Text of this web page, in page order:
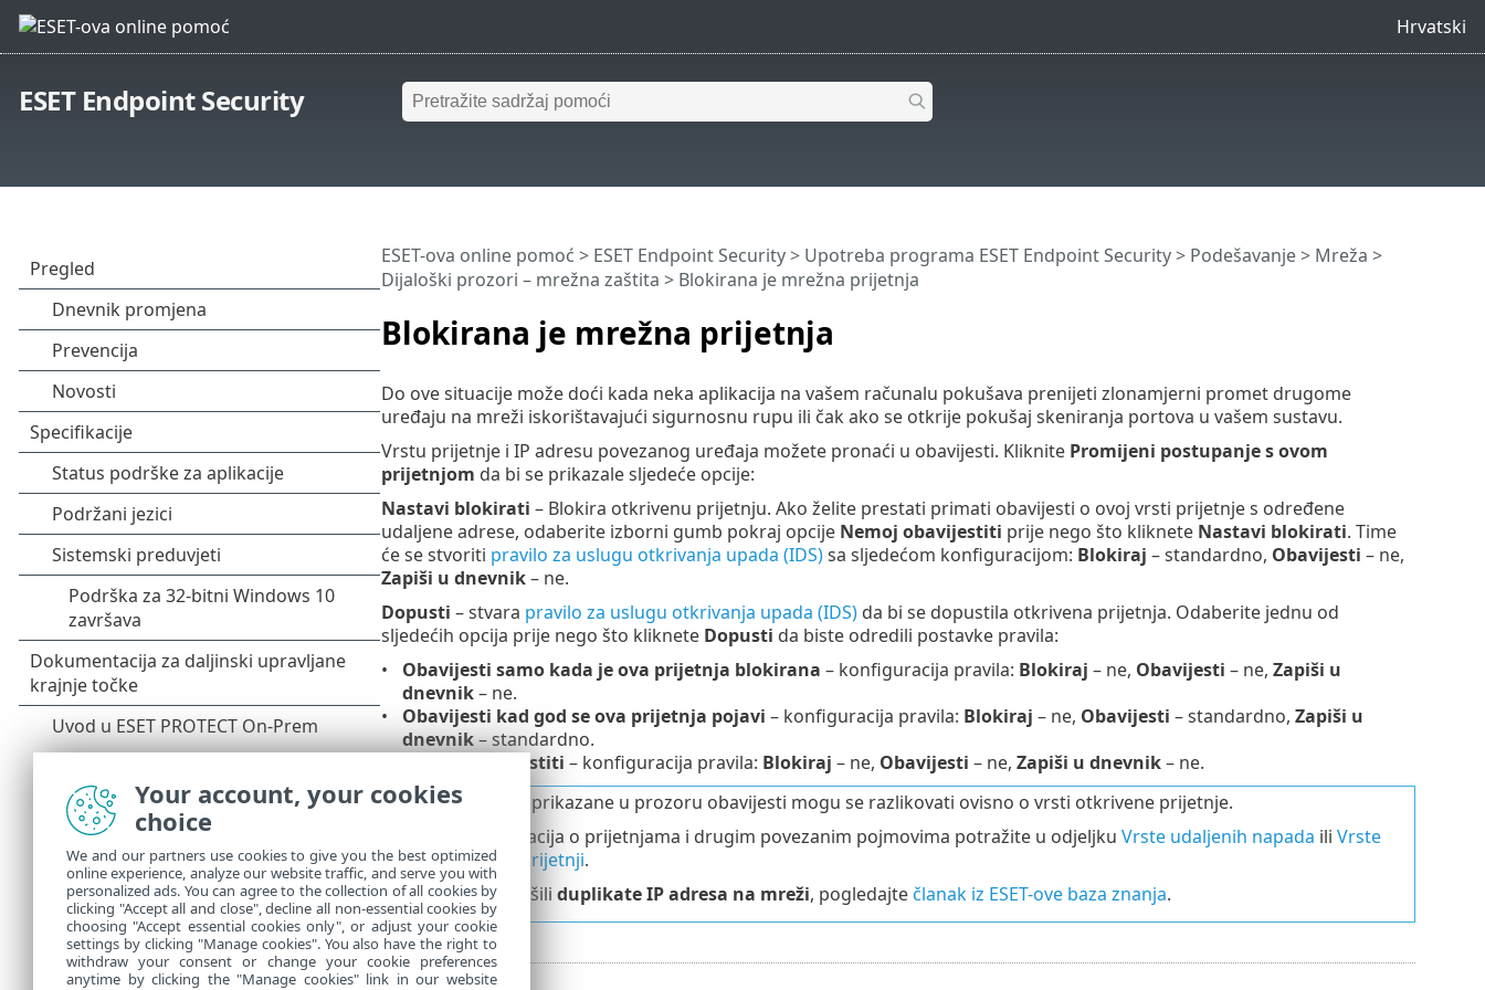
Hrvatski
ESET Endpoint Security
Blokirana je mrežna prijetnja
ESET-ova online pomoć > ESET Endpoint Security> Upotreba programa ESET Endpoint Security> Podešavanje> Mreža >
Dijaloški prozori – mrežna zaštita > Blokirana je mrežna prijetnja
Do ove situacije može doći kada neka aplikacija na vašem računalu pokušava prenijeti zlonamjerni promet drugome
uređaju na mreži iskorištavajući sigurnosnu rupu ili čak ako se otkrije pokušaj skeniranja portova u vašem sustavu.
Vrstu prijetnje i IP adresu povezanog uređaja možete pronaći u obavijesti. Kliknite Promijeni postupanje s ovom
prijetnjom da bi se prikazale sljedeće opcije:
Nastavi blokirati – Blokira otkrivenu prijetnju. Ako želite prestati primati obavijesti o ovoj vrsti prijetnje s određene
udaljene adrese, odaberite izborni gumb pokraj opcije Nemoj obavijestiti prije nego što kliknete Nastavi blokirati. Time
će se stvoriti pravilo za uslugu otkrivanja upada (IDS)sa sljedećom konfiguracijom: Blokiraj – standardno, Obavijesti – ne,
Zapiši u dnevnik– ne.
Dopusti – stvara pravilo za uslugu otkrivanja upada (IDS)da bi se dopustila otkrivena prijetnja. Odaberite jednu od
sljedećih opcija prije nego što kliknete Dopusti da biste odredili postavke pravila:
Obavijesti samo kada je ova prijetnja blokirana – konfiguracija pravila: Blokiraj – ne, Obavijesti – ne, Zapiši u
dnevnik– ne.
Obavijesti kad god se ova prijetnja pojavi – konfiguracija pravila: Blokiraj – ne, Obavijesti – standardno, Zapiši u
dnevnik– standardno.
Nemoj obavijestiti – konfiguracija pravila: Blokiraj – ne, Obavijesti – ne, Zapiši u dnevnik– ne.
Informacije prikazane u prozoru obavijesti mogu se razlikovati ovisno o vrsti otkrivene prijetnje.
Više informacija o prijetnjama i drugim povezanim pojmovima potražite u odjeljku Vrste udaljenih napada ili Vrste
otkrivenih prijetnji.
Da biste riješili duplikate IP adresa na mreži, pogledajtečlanak iz ESET-ove baza znanja.
Your account, your cookies
choice
We and our partners use cookies to give you the best optimized
online experience, analyze our website traffic, and serve you with
personalized ads. You can agree to the collection of all cookies by
clicking "Accept all and close", decline all non-essential cookies by
choosing "Accept essential cookies only", or adjust your cookie
settings by clicking "Manage cookies". You also have the right to
withdraw your consent or change your cookie preferences
anytime by clicking the "Manage cookies" link in our website